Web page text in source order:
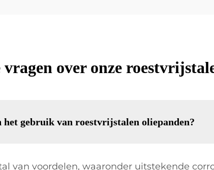
vragen over onze
gebruik van roestvrijstalen oliepanden?
van voordelen, waaronder uitstekende